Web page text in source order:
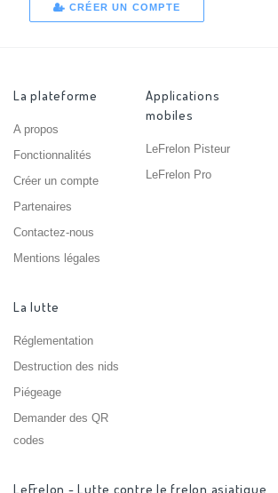
CRÉER UN COMPTE
La plateforme
A propos
Fonctionnalités
Créer un compte
Partenaires
Contactez-nous
Mentions légales
Applications
mobiles
LeFrelon Pisteur
LeFrelon Pro
La lutte
Réglementation
Destruction des nids
Piégeage
Demander des QR
codes
LeFrelon - Lutte contre le frelon asiatique